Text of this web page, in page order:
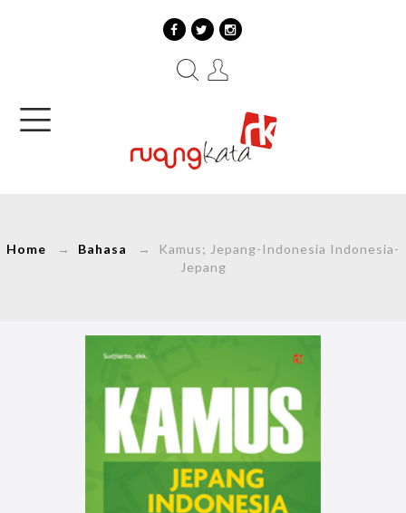
Home → Bahasa
→ Kamus; Jepang-Indonesia Indonesia-
Jepang